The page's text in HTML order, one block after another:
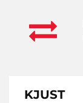
KJUST